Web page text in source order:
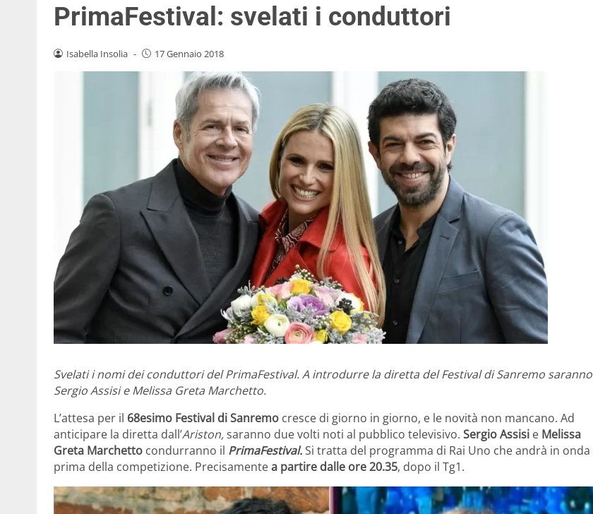
PrimaFestival: svelati i conduttori
Isabella Insolia - 17 Gennaio 2018
Svelati i nomi dei conduttori del PrimaFestival. A introdurre la diretta del Festival di Sanremo saranno
Sergio Assisi e Melissa Greta Marchetto.
L’attesa per il 68esimo Festival di Sanremo cresce di giorno in giorno, e le novità non mancano. Ad
anticipare la diretta dall’Ariston,saranno due volti noti al pubblico televisivo. Sergio Assisi e Melissa
Greta Marchetto condurranno il PrimaFestival.Si tratta del programma di Rai Uno che andrà in onda
prima della competizione. Precisamentea partire dalle ore 20.35, dopo il Tg1.